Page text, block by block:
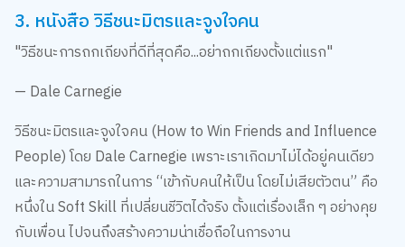
3. หนังสือ วิธีชนะมิตรและจูงใจคน
"วิธีชนะการถกเถียงที่ดีที่สุดคือ...อย่าถกเถียงตั้งแต่แรก"
— Dale Carnegie
วิธีชนะมิตรและจูงใจคน (How to Win Friends and Influence
People) โดย Dale Carnegie เพราะเราเกิดมาไม่ได้อยู่คนเดียว
และความสามารถในการ “เข้ากับคนให้เป็น โดยไม่เสียตัวตน” คือ
หนึ่งใน Soft Skill ที่เปลี่ยนชีวิตได้จริง ตั้งแต่เรื่องเล็ก ๆ อย่างคุย
กับเพื่อน ไปจนถึงสร้างความน่าเชื่อถือในการงาน